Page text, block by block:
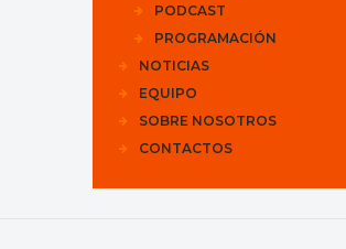
PODCAST
PROGRAMACIÓN
NOTICIAS
EQUIPO
SOBRE NOSOTROS
CONTACTOS